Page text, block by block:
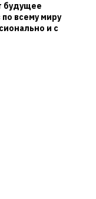
будущее
всему миру
и с